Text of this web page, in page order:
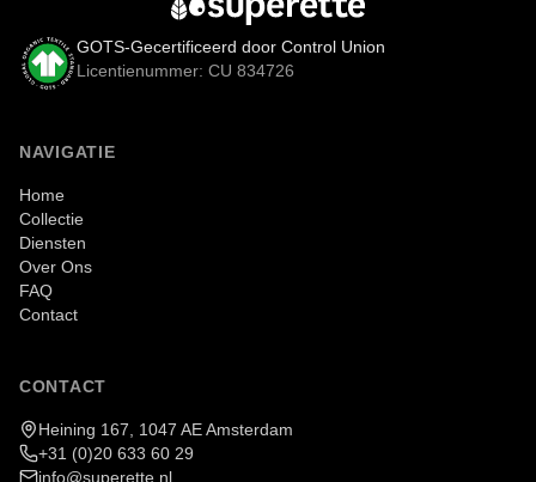
GOTS-Gecertificeerd door Control Union
Licentienummer: CU 834726
NAVIGATIE
Home
Collectie
Diensten
Over Ons
FAQ
Contact
CONTACT
Heining 167, 1047 AE Amsterdam
+31 (0)20 633 60 29
info@superette.nl